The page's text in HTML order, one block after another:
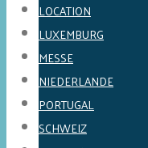
LOCATION
LUXEMBURG
MESSE
NIEDERLANDE
PORTUGAL
SCHWEIZ